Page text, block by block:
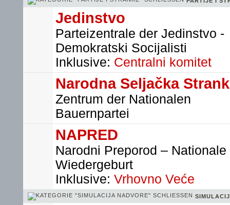
Jedinstvo
Parteizentrale der Jedinstvo -
Demokratski Socijalisti
Inklusive: Centralni komitet
Narodna Seljačka
Zentrum der Nationalen
Bauernpartei
NAPRED
Narodni Preporod – Nationale
Wiedergeburt
Inklusive: Vrhovno Veće